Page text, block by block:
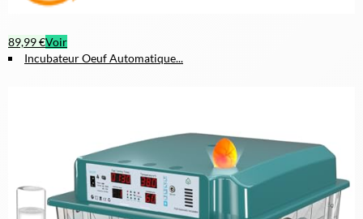
89,99 €Voir
Incubateur Oeuf Automatique...